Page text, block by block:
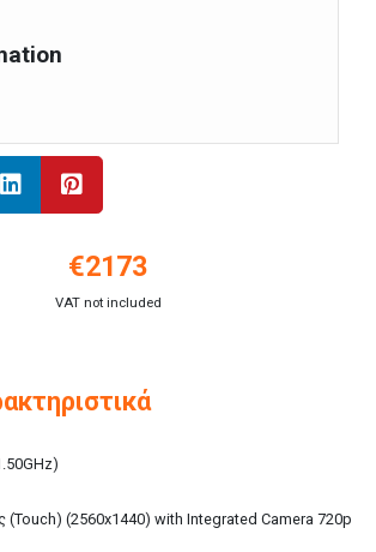
€2173
VAT not included
(Touch) (2560x1440) with Integrated Camera 720p